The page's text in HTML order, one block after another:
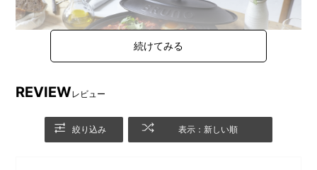
「毎日にちょっとゆとりを、暮らしをもっとゆたかに。」をコ
REVIEWレビュー
絞り込み 表示：新しい順